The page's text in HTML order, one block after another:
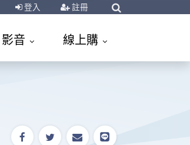
登入 註冊
影音 線上購